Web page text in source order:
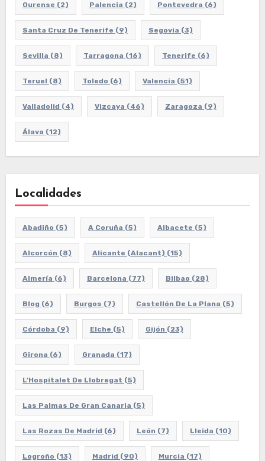
Ourense (2) Palencia (2) Pontevedra (6)
Santa Cruz De Tenerife (9) Segovia (3)
Sevilla (8) Tarragona (16) Tenerife (6)
Teruel (8) Toledo (6) Valencia (51)
Valladolid (4) Vizcaya (46) Zaragoza (9)
Álava (12)
Localidades
Abadiño (5) A Coruña (5) Albacete (5)
Alcorcón (8) Alicante (Alacant) (15)
Almería (6) Barcelona (77) Bilbao (28)
Blog (6) Burgos (7) Castellón De La Plana (5)
Córdoba (9) Elche (5) Gijón (23)
Girona (6) Granada (17)
L'Hospitalet De Llobregat (5)
Las Palmas De Gran Canaria (5)
Las Rozas De Madrid (6) León (7) Lleida (10)
Logroño (13) Madrid (90) Murcia (17)